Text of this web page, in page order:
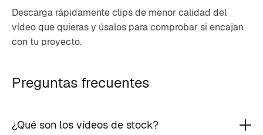
Descarga rápidamente clips de menor calidad del
vídeo que quieras y úsalos para comprobar si encajan
con tu proyecto.
Preguntas frecuentes
¿Qué son los vídeos de stock?